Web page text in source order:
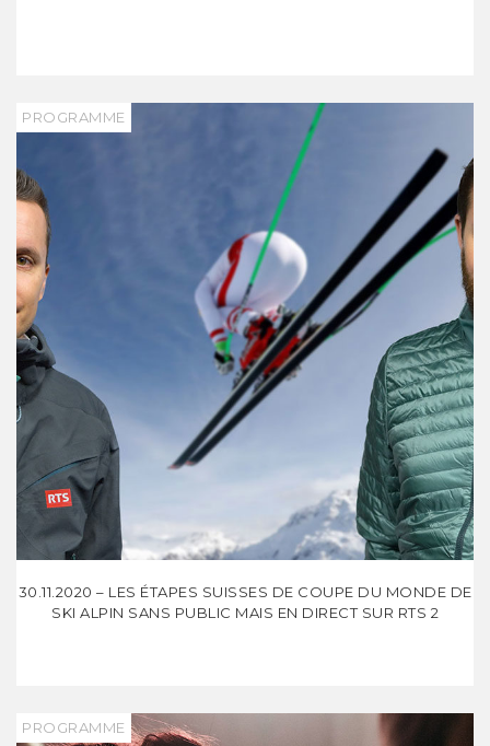
PROGRAMME
30.11.2020 – LES ÉTAPES SUISSES DE COUPE DU MONDE DE
SKI ALPIN SANS PUBLIC MAIS EN DIRECT SUR RTS 2
PROGRAMME